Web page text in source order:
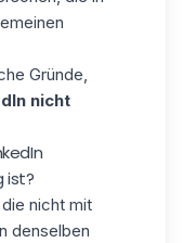
Gründe,
nicht
ist?
nicht mit
denselben